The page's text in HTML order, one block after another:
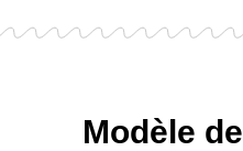
Modèle